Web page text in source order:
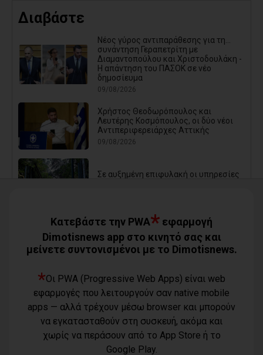
Διαβάστε
Νέος γύρος αντιπαράθεσης για τη...
συνάντηση Γεραπετρίτη με
Διαμαντοπούλου και Χριστοδουλάκη -
Η απάντηση του ΠΑΣΟΚ σε νέο
δημοσίευμα
09/08/2026
Χρήστος Θεοδωρόπουλος και
Λευτέρης Κοσμόπουλος, οι δύο νέοι
Αντιπεριφερειάρχες Αττικής
09/08/2026
Σε αυξημένη επιφυλακή οι υπηρεσίες
Δωρεάν θαλάσσια μπάνια για όλα τα
08/08/2026
Ο Αύγουστος είναι ίσως η μεγαλύτερη
δοκιμασία για τον Δήμο Μαραθώνος
08/08/2026
Κατεβάστε την PWA* εφαρμογή
Dimotisnews app στο κινητό σας και
μείνετε συντονισμένοι με το Dimotisnews.
*Οι PWA (Progressive Web Apps) είναι web
εφαρμογές που λειτουργούν σαν native mobile
apps — αλλά τρέχουν μέσω browser και μπορούν
να εγκατασταθούν στη συσκευή, ακόμα και
χωρίς να περάσουν από το App Store ή το
Google Play.